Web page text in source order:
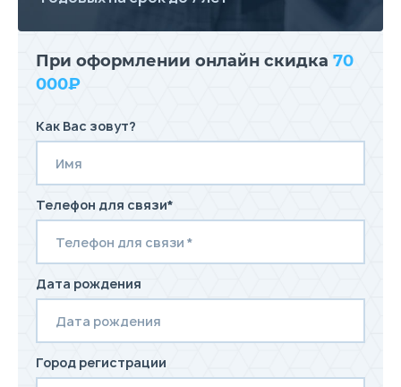
При оформлении онлайн скидка 70
000₽
Как Вас зовут?
Телефон для связи*
Дата рождения
Город регистрации